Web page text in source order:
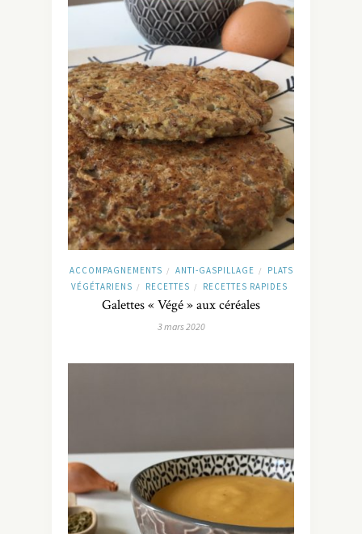
ACCOMPAGNEMENTS / ANTI-GASPILLAGE /
PLATS
VÉGÉTARIENS / RECETTES / RECETTES RAPIDES
Galettes « Végé » aux céréales
3 mars 2020